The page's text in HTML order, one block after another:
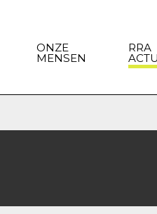
ONZE
MENSEN
RRA